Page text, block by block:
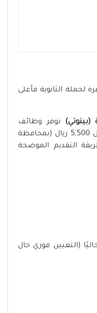
الثانوية فأعلى
(بيتوتي) توفر وظائف
لحملة (ثانوية فأعلى) برواتب تصل 5,500 ريال (بمحافظة
التقديم الموضحة
(التعيين فوري حال